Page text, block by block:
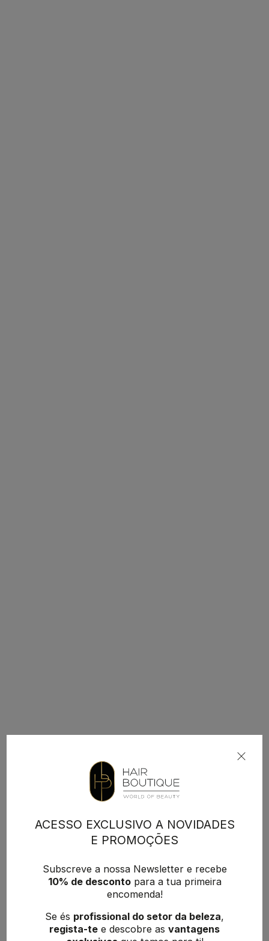
ACESSO EXCLUSIVO A NOVIDADES
E PROMOÇÕES
Subscreve a nossa Newsletter e recebe
10% de descontopara a tua primeira
encomenda!
Se és profissional do setor da beleza,
regista-te e descobre as vantagens